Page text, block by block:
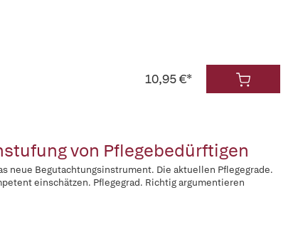
10,95 €*
von Pflegebedürftigen
neue Begutachtungsinstrument. Die aktuellen Pflegegrade.
einschätzen. Pflegegrad. Richtig argumentieren